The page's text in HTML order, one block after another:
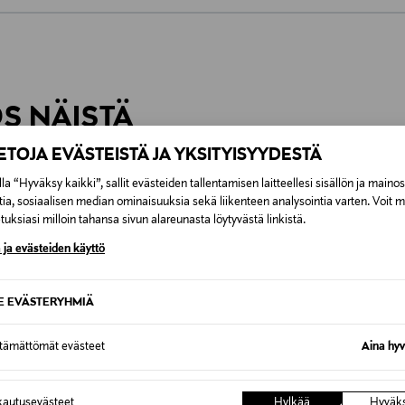
EVÄSTEISTÄ JA YKSITYISYYDESTÄ
“Hyväksy kaikki”, sallit evästeiden tallentamisen laitteellesi sisällön ja
sosiaalisen median ominaisuuksia sekä liikenteen analysointia varten. Voit
milloin tahansa sivun alareunasta löytyvästä linkistä.
ja evästeiden käyttö
EVÄSTERYHMIÄ
evästeet Aina
NÄISTÄ